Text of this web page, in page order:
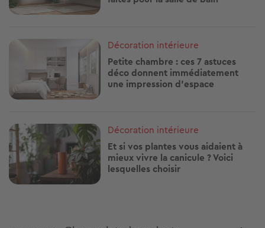
Décoration intérieure
Petite chambre : ces 7 astuces
déco donnent immédiatement
une impression d’espace
Image
Décoration intérieure
Et si vos plantes vous aidaient à
mieux vivre la canicule ? Voici
lesquelles choisir